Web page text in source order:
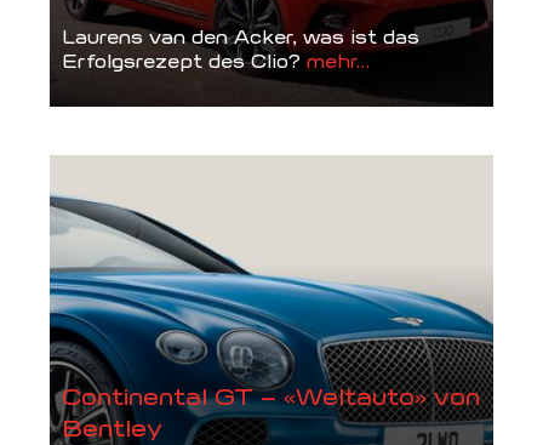
Laurens van den Acker, was ist das
Erfolgsrezept des Clio? mehr...
Continental GT – «Weltauto» von
Bentley